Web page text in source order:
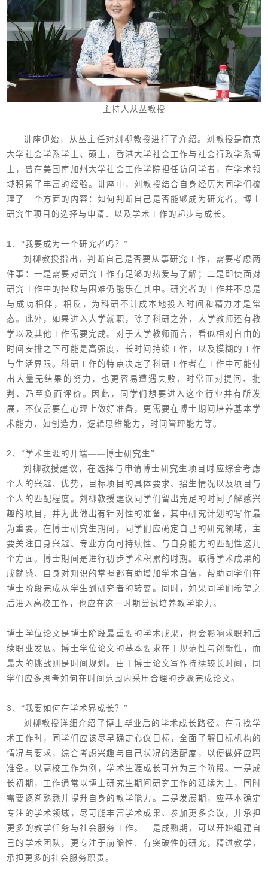
主持人从丛教授
讲座伊始，从丛主任对刘柳教授进行了介绍。刘教授是南京
大学社会学系学士、硕士，香港大学社会工作与社会行政学系博
士，曾在美国南加州大学社会工作学院担任访问学者，在学术领
域积累了丰富的经验。讲座中，刘教授结合自身经历为同学们梳
理了三个方面的内容：如何判断自己是否能够成为研究者，博士
研究生项目的选择与申请、以及学术工作的起步与成长。
1 、“我要成为一个研究者吗？”
刘柳教授指出，判断自己是否要从事研究工作，需要考虑两
件事：一是需要对研究工作有足够的热爱与了解；二是即使面对
研究工作中的挫败与困难仍能乐在其中。研究者的工作并不总是
与成功相伴，相反，为科研不计成本地投入时间和精力才是常
态。此外，如果进入大学就职，除了科研之外，大学教师还有教
学以及其他工作需要完成。对于大学教师而言，看似相对自由的
时间安排之下可能是高强度、长时间持续工作，以及模糊的工作
与生活界限。科研工作的特点决定了科研工作者在工作中可能付
出大量无结果的努力，也更容易遭遇失败，时常面对提问、批
判、乃至负面评价。因此，同学们想要进入这个行业并有所发
展，不仅需要在心理上做好准备，更需要在博士期间培养基本学
术能力，如创造力，逻辑思维能力，时间管理能力等。
2 、“学术生涯的开端——博士研究生”
刘柳教授建议，在选择与申请博士研究生项目时应综合考虑
个人的兴趣、优势，目标项目的具体要求、招生情况以及项目与
个人的匹配程度。刘柳教授建议同学们留出充足的时间了解感兴
趣的项目，并为此做出有针对性的准备，其中研究计划的写作最
为重要。在博士研究生期间，同学们应确定自己的研究领域，主
要关注自身兴趣、专业方向可持续性、与自身能力的匹配性这几
个方面。博士期间是进行初步学术积累的时期。取得学术成果的
成就感、自身对知识的掌握都有助增加学术自信，帮助同学们在
博士阶段完成从学生到研究者的转变。同时，如果同学们希望之
后进入高校工作，也应在这一时期尝试培养教学能力。
博士学位论文是博士阶段最重要的学术成果，也会影响求职和后
续职业发展。博士学位论文的基本要求在于规范性与创新性，而
最大的挑战则是时间规划。由于博士论文写作持续较长时间，同
学们应多思考如何在时间范围内采用合理的步骤完成论文。
3 、“我要如何在学术界成长？”
刘柳教授详细介绍了博士毕业后的学术成长路径。在寻找学
术工作时，同学们应该尽早确定心仪目标，全面了解目标机构的
情况与要求，综合考虑兴趣与自己状况的适配度，以便做好应聘
准备。以高校工作为例，学术生涯成长可分为三个阶段。一是成
长初期，工作通常以博士研究生期间研究工作的延续为主，同时
需要逐渐熟悉并提升自身的教学能力。二是发展期，应基本确定
专注的学术领域，尽可能丰富学术成果、参加更多会议，并承担
更多的教学任务与社会服务工作。三是成熟期，可以开始组建自
己的学术团队，更专注于前瞻性、有突破性的研究，精进教学，
承担更多的社会服务职责。